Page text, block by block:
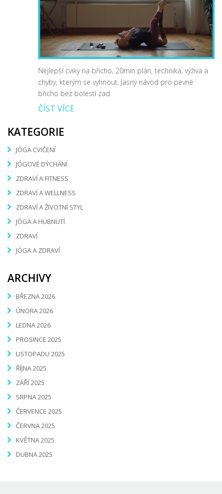
Nejlepší cviky na břicho, 20min plán, technika, výživa a
chyby, kterým se vyhnout. Jasný návod pro pevné
břicho bez bolestí zad.
ČÍST VÍCE
KATEGORIE
JÓGA CVIČENÍ
JÓGOVÉ DÝCHÁNÍ
ZDRAVÍ A FITNESS
ZDRAVÍ A WELLNESS
ZDRAVÍ A ŽIVOTNÍ STYL
JÓGA A HUBNUTÍ
ZDRAVÍ
JÓGA A ZDRAVÍ
ARCHIVY
BŘEZNA 2026
ÚNORA 2026
LEDNA 2026
PROSINCE 2025
LISTOPADU 2025
ŘÍJNA 2025
ZÁŘÍ 2025
SRPNA 2025
ČERVENCE 2025
ČERVNA 2025
KVĚTNA 2025
DUBNA 2025